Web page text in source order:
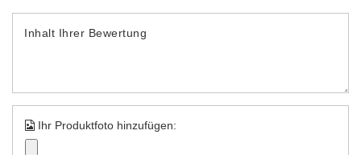
Inhalt Ihrer Bewertung
Ihr Produktfoto hinzufügen: